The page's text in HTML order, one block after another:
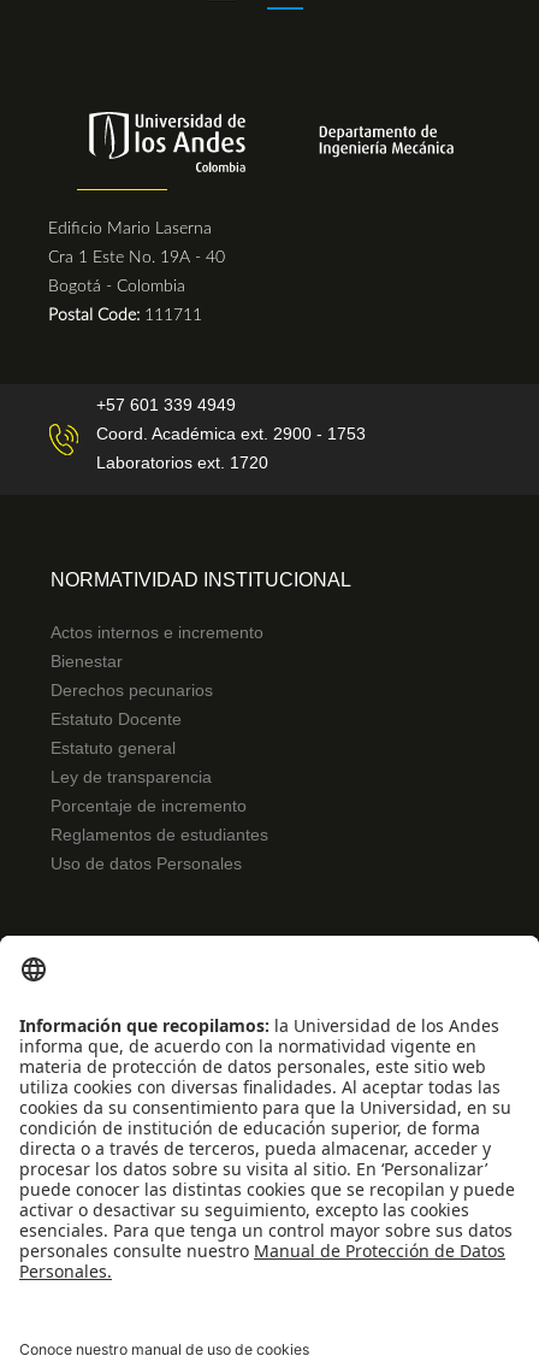
Edificio Mario Laserna
Cra 1 Este No. 19A - 40
Bogotá - Colombia
Postal Code: 111711
+57 601 339 4949
Coord. Académica ext. 2900 - 1753
Laboratorios ext. 1720
NORMATIVIDAD INSTITUCIONAL
Actos internos e incremento
Bienestar
Derechos pecunarios
Estatuto Docente
Estatuto general
Ley de transparencia
Porcentaje de incremento
Reglamentos de estudiantes
Uso de datos Personales
Noticias
Eventos
Profesores
Iniciativas estudiantiles
Escuela Internacional de Verano
Apoyo financiero
Software y tecnología